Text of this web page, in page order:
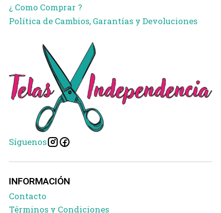
¿ Como Comprar ?
Política de Cambios, Garantías y Devoluciones
Síguenos
INFORMACIÓN
Contacto
Términos y Condiciones